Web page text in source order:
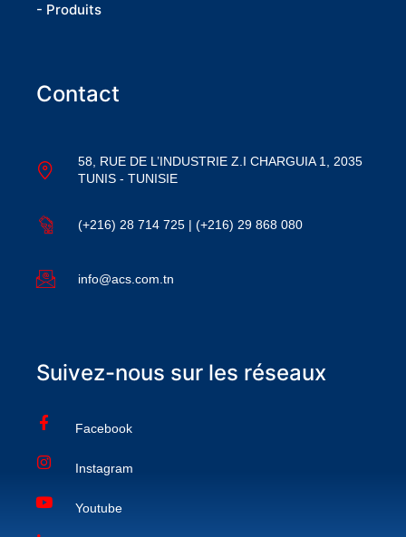
- Produits
Contact
58, RUE DE L’INDUSTRIE Z.I CHARGUIA 1, 2035
TUNIS - TUNISIE
(+216) 28 714 725 | (+216) 29 868 080
info@acs.com.tn
Suivez-nous sur les réseaux
Facebook
Instagram
Youtube